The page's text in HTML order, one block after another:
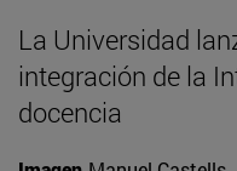
La Universidad
integración de la
docencia